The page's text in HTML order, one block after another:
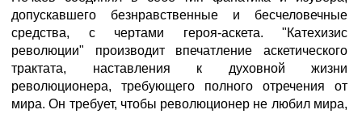
допускавшего безнравственные и бесчеловечные
средства, с чертами героя-аскета. "Катехизис
революции" производит впечатление аскетического
трактата, наставления к духовной жизни
революционера, требующего полного отречения от
мира. Он требует, чтобы революционер не любил мира,